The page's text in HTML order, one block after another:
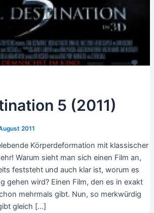
5 (2011)
2011
Körperdeformation mit klassischer
Warum sieht man sich einen Film an,
feststeht und auch klar ist, worum es
gehen wird? Einen Film, den es in exakt
mehrmals gibt. Nun, so merkwürdig
gleich […]